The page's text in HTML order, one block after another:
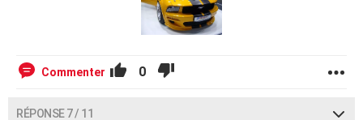
Commenter 0
RÉPONSE 7 / 11